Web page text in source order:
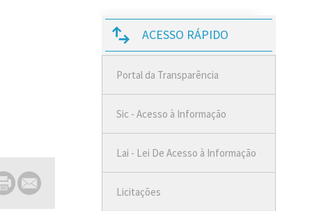
ACESSO RÁPIDO
Portal da Transparência
Sic - Acesso à Informação
Lai - Lei De Acesso à Informação
Licitações